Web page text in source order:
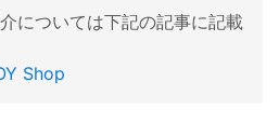
については下記の記事に記載
Shop